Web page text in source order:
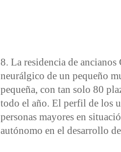
8. La residencia de
neurálgico de un pequeño
pequeña, con tan solo 80
todo el año. El perfil de los
personas mayores en
autónomo en el desarrollo